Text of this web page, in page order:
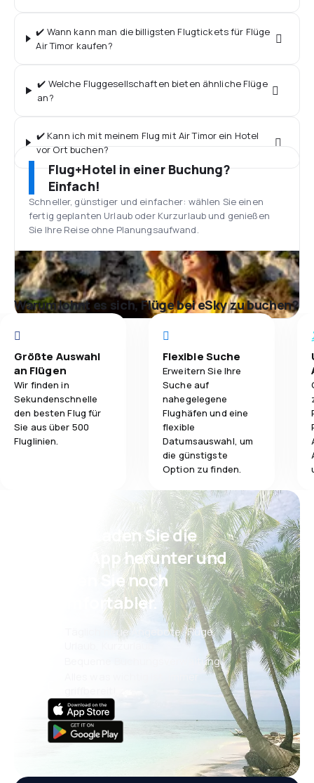
✔️ Wann kann man die billigsten Flugtickets für Flüge
Air Timor kaufen?
✔️ Welche Fluggesellschaften bieten ähnliche Flüge
an?
✔️ Kann ich mit meinem Flug mit Air Timor ein Hotel
vor Ort buchen?
Flug+Hotel in einer Buchung?
Einfach!
Schneller, günstiger und einfacher: wählen Sie einen
fertig geplanten Urlaub oder Kurzurlaub und genießen
Sie Ihre Reise ohne Planungsaufwand.
Warum lohnt es sich, Flüge bei eSky zu buchen?
Größte Auswahl
an Flügen
Wir finden in
Sekundenschnelle
den besten Flug für
Sie aus über 500
Fluglinien.
Flexible Suche
Erweitern Sie Ihre
Suche auf
nahegelegene
Flughäfen und eine
flexible
Datumsauswahl, um
die günstigste
Option zu finden.
Psst! Laden Sie die
eSky App herunter und
reisen Sie noch
komfortabler.
Täglich neue Angebote: Flüge,
Bequeme Buchungsverwaltung